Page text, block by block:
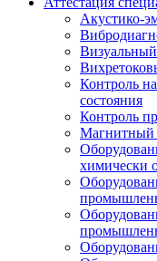
Акустико-
Контроль
состояния
Контроль
Магнитный
химически